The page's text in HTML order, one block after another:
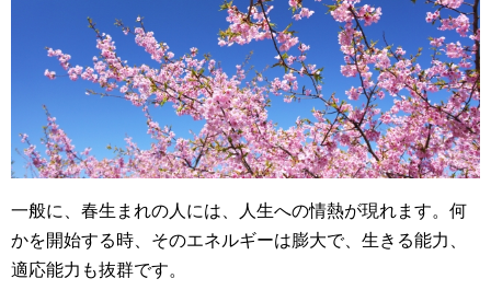
一般に、春生まれの人には、人生への情熱が現れます。何
かを開始する時、そのエネルギーは膨大で、生きる能力、
適応能力も抜群です。